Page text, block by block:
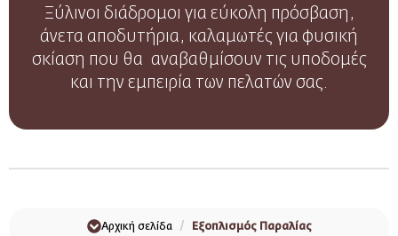
Ξύλινοι διάδρομοι για εύκολη πρόσβαση,
άνετα αποδυτήρια, καλαμωτές για φυσική
σκίαση που θα αναβαθμίσουν τις υποδομές
και την εμπειρία των πελατών σας.
Αρχική σελίδα Εξοπλισμός Παραλίας